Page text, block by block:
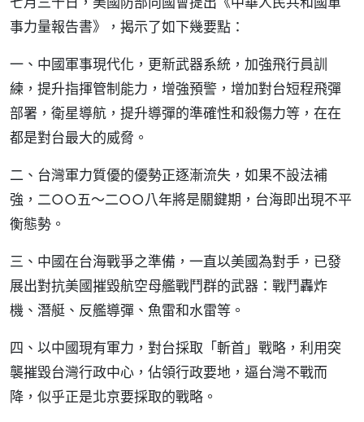
事力量報告書》，揭示了如下幾要點：
一、中國軍事現代化，更新武器系統，加強飛行員訓
練，提升指揮管制能力，增強預警，增加對台短程飛彈
部署，衛星導航，提升導彈的準確性和殺傷力等，在在
都是對台最大的威脅。
二、台灣軍力質優的優勢正逐漸流失，如果不設法補
強，二○○五～二○○八年將是關鍵期，台海即出現不平
衡態勢。
三、中國在台海戰爭之準備，一直以美國為對手，已發
展出對抗美國摧毀航空母艦戰鬥群的武器：戰鬥轟炸
機、潛艇、反艦導彈、魚雷和水雷等。
四、以中國現有軍力，對台採取「斬首」戰略，利用突
襲摧毀台灣行政中心，佔領行政要地，逼台灣不戰而
降，似乎正是北京要採取的戰略。